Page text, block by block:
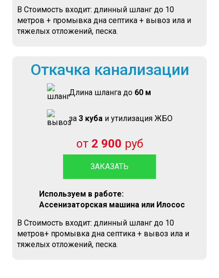
В Стоимость входит: длинный шланг до 10
метров + промывка дна септика + вывоз ила и
тяжелых отложений, песка.
Откачка канализации
Длина шланга до 60 м
за 3 кубаи утилизация ЖБО
от 2 900 руб
ЗАКАЗАТЬ
Используем в работе:
Ассенизаторская машина или Илосос
В Стоимость входит: длинный шланг до 10
метров+ промывка дна септика + вывоз ила и
тяжелых отложений, песка.